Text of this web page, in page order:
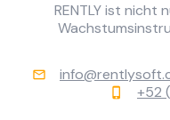
RENTLY ist nicht
mail_outline
phone_iphone +52